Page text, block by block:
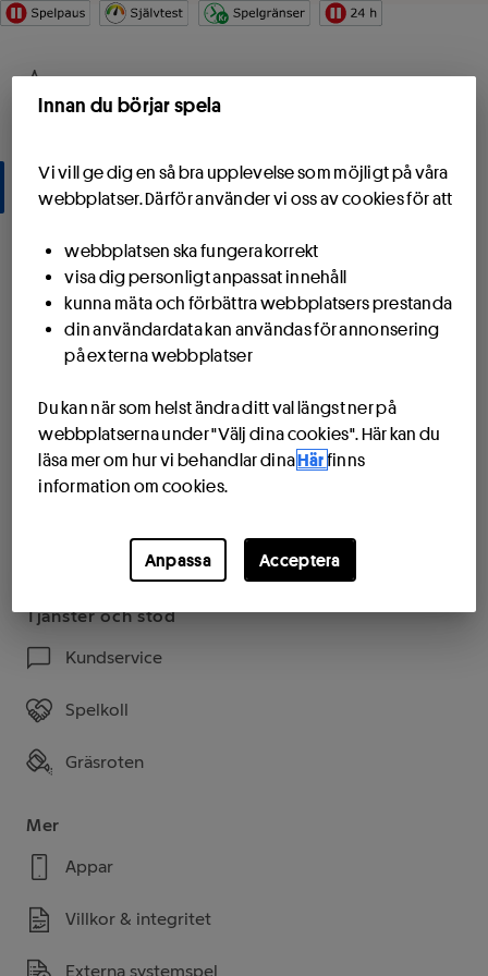
Hoppa till innehåll
Start
Spel
PIX - Färdiga spel
Resultat
Sportservice
Spela tillsammans
Spela i lag
Köpta andelar
Tjänster och stöd
Kundservice
Spelkoll
Gräsroten
Mer
Appar
Villkor & integritet
Externa systemspel
Innan du börjar spela
Vi vill ge dig en så bra upplevelse som möjligt på våra
webbplatser. Därför använder vi oss av cookies för att
webbplatsen ska fungera korrekt
visa dig personligt anpassat innehåll
kunna mäta och förbättra webbplatsers prestanda
din användardata kan användas för annonsering
på externa webbplatser
Du kan när som helst ändra ditt val längst ner på
webbplatserna under "Välj dina cookies". Här kan du
läsa mer om hur vi behandlar dinaHär finns
information om cookies.
Anpassa Acceptera